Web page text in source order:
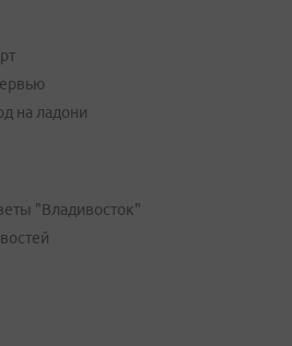
на ладони
"Владивосток"